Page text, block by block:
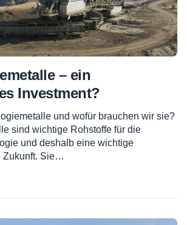
– ein
Investment?
und wofür brauchen wir sie?
sind wichtige Rohstoffe für die
und deshalb eine wichtige
Zukunft. Sie…